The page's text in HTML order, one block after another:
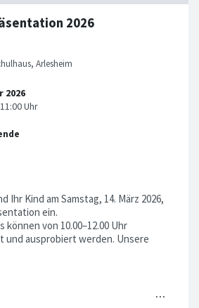
2026
Arlesheim
Ihr Kind am Samstag, 14. März 2026,
ein.
können von 10.00–12.00 Uhr
ausprobiert werden. Unsere